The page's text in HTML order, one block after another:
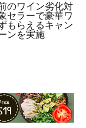
のワイン劣化対
セラーで豪華ワ
もらえるキャン
ンを実施